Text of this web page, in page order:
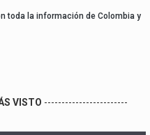
toda la información de Colombia y
VISTO ------------------------